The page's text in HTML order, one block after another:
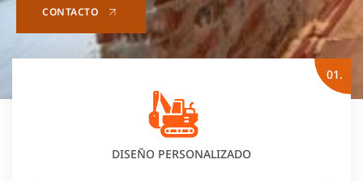
CONTACTO
01.
DISEÑO PERSONALIZADO